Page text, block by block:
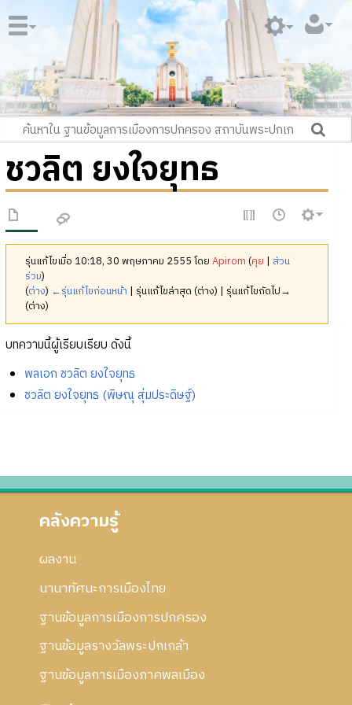
ชวลิต ยงใจยุทธ
รุ่นแก้ไขเมื่อ 10:18, 30 พฤษภาคม 2555 โดยApirom (คุย | ส่วน
ร่วม)
(ต่าง) ←รุ่นแก้ไขก่อนหน้า | รุ่นแก้ไขล่าสุด (ต่าง) | รุ่นแก้ไขถัดไป→
(ต่าง)
บทความนี้ผู้เรียบเรียบ ดังนี้
พลเอก ชวลิต ยงใจยุทธ
ชวลิต ยงใจยุทธ (พิษณุ สุ่มประดิษฐ์)
คลังความรู้
ผลงาน
นานาทัศนะการเมืองไทย
ฐานข้อมูลการเมืองการปกครอง
ฐานข้อมูลรางวัลพระปกเกล้า
ฐานข้อมูลการเมืองภาคพลเมือง